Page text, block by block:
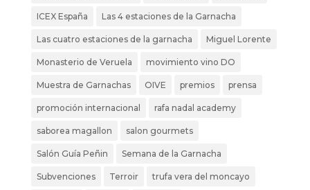
ICEX España Las 4 estaciones de la Garnacha
Las cuatro estaciones de la garnacha Miguel Lorente
Monasterio de Veruela movimiento vino DO
Muestra de Garnachas OIVE premios prensa
promoción internacional rafa nadal academy
saborea magallon salon gourmets
Salón Guía Peñin Semana de la Garnacha
Subvenciones Terroir trufa vera del moncayo